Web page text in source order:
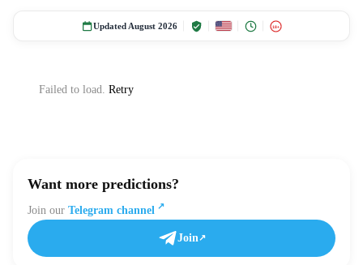
Updated August 2026 18+
Failed to load. Retry
Want more predictions?
Join our Telegram channel
Join